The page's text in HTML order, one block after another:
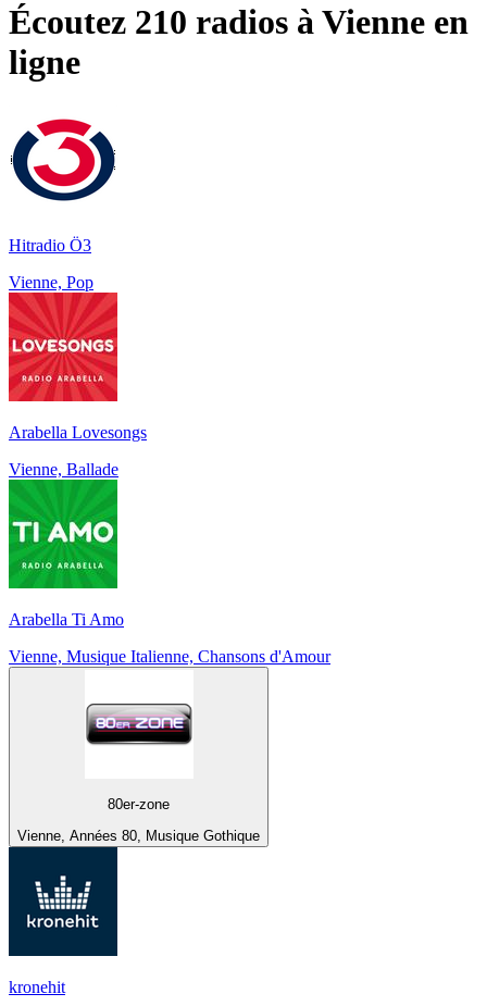
Écoutez 210 radios à Vienne en
ligne
Hitradio Ö3
Vienne, Pop
Arabella Lovesongs
Vienne, Ballade
Arabella Ti Amo
Vienne, Musique Italienne, Chansons d'Amour
80er-zone
Vienne, Années 80, Musique Gothique
kronehit